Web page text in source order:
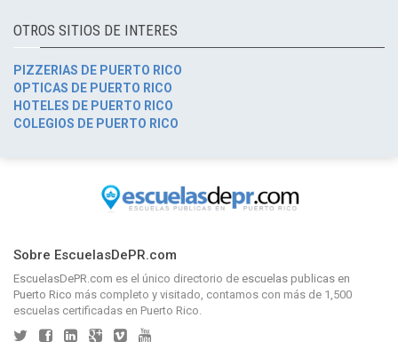
OTROS SITIOS DE INTERES
PIZZERIAS DE PUERTO RICO
OPTICAS DE PUERTO RICO
HOTELES DE PUERTO RICO
COLEGIOS DE PUERTO RICO
Sobre EscuelasDePR.com
EscuelasDePR.com es el único directorio de escuelas publicas en
Puerto Rico más completo y visitado, contamos con más de 1,500
escuelas certificadas en Puerto Rico.